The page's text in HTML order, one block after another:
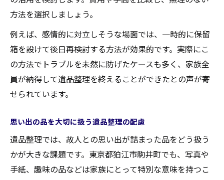
方法を選択しましょう。
例えば、感情的に対立しそうな場面では、一時的に保留
箱を設けて後日再検討する方法が効果的です。実際にこ
の方法でトラブルを未然に防げたケースも多く、家族全
員が納得して遺品整理を終えることができたとの声が寄
せられています。
思い出の品を大切に扱う遺品整理の配慮
遺品整理では、故人との思い出が詰まった品をどう扱う
かが大きな課題です。東京都狛江市駒井町でも、写真や
手紙、趣味の品などは家族にとって特別な意味を持つこ